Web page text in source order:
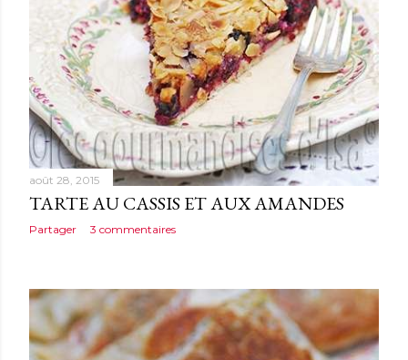
août 28, 2015
TARTE AU CASSIS ET AUX AMANDES
Partager 3 commentaires